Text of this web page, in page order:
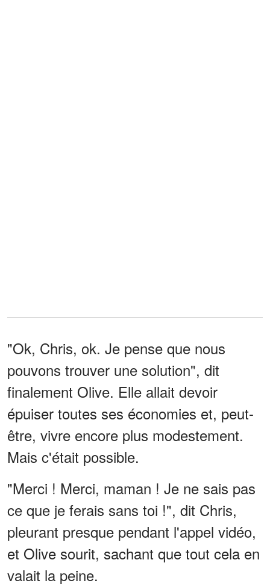
"Ok, Chris, ok. Je pense que nous
pouvons trouver une solution", dit
finalement Olive. Elle allait devoir
épuiser toutes ses économies et, peut-
être, vivre encore plus modestement.
Mais c'était possible.
"Merci ! Merci, maman ! Je ne sais pas
ce que je ferais sans toi !", dit Chris,
pleurant presque pendant l'appel vidéo,
et Olive sourit, sachant que tout cela en
valait la peine.